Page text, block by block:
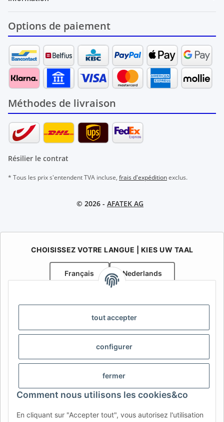
tout accepter
configurer
fermer
Comment nous utilisons les cookies&co
En cliquant sur "Accepter tout", vous autorisez l'utilisation
Options de paiement
Méthodes de livraison
Résilier le contrat
* Tous les prix s'entendent TVA incluse, frais d'expéditionexclus.
© 2026 - AFATEK AG
CHOISISSEZ VOTRE LANGUE | KIES UW TAAL
Français Nederlands
specialist in onderdelen voor aanhangwagens
Contact:info@afatek.com
AFATEK INTERNATIONAL – SELECT REGION & LANGUAGE |
CHOISIR LA RÉGION ET LA LANGUE | SELECCIONAR REGIÓN E
CH (IT) BE (NL) BE (FR) NL